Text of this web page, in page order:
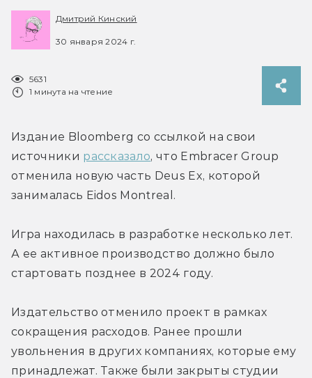
Дмитрий Кинский
30 января 2024 г.
5631
1 минута на чтение
Издание Bloomberg со ссылкой на свои
источники рассказало, что Embracer Group
отменила новую часть Deus Ex, которой
занималась Eidos Montreal.
Игра находилась в разработке несколько лет.
А ее активное производство должно было
стартовать позднее в 2024 году.
Издательство отменило проект в рамках
сокращения расходов. Ранее прошли
увольнения в других компаниях, которые ему
принадлежат. Также были закрыты студии